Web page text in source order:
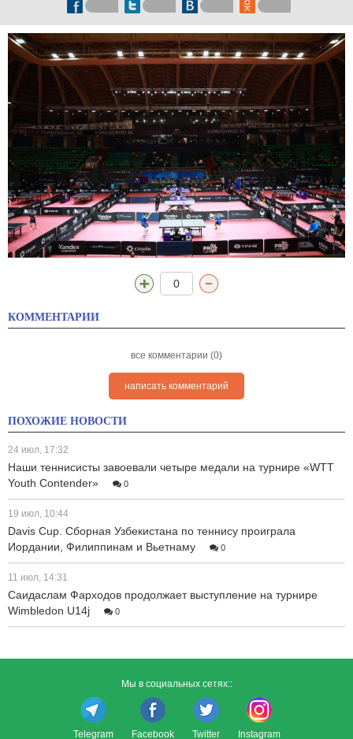
0
КОММЕНТАРИИ
все комментарии (0)
написать комментарий
ПОХОЖИЕ НОВОСТИ
24 июл, 17:32
Наши теннисисты завоевали четыре медали на турнире «WTT
Youth Contender»
0
19 июл, 10:44
Davis Cup. Сборная Узбекистана по теннису проиграла
Иордании, Филиппинам и Вьетнаму
0
11 июл, 14:31
Саидаслам Фарходов продолжает выступление на турнире
Wimbledon U14j
0
Мы в социальных сетях::
Telegram Facebook Twitter Instagram